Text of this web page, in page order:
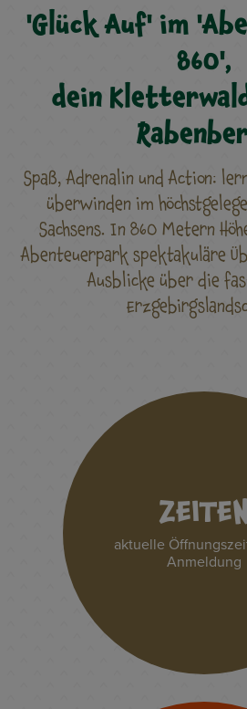
'Glück Auf' im
860',
dein
Spaß, Adrenalin und Action:
überwinden im
Sachsens. In 860 Metern
Abenteuerpark spektakuläre
Ausblicke über die
ZEITEN
aktuelle
Anmeldung